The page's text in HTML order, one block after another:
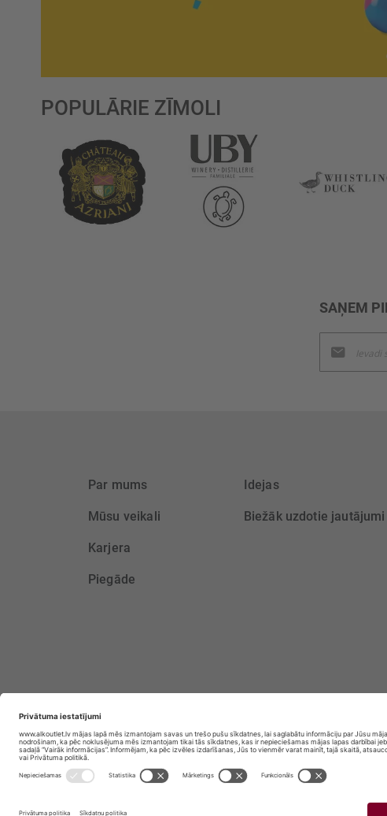
POPULĀRIE ZĪMOLI
SAŅEM
jaunumu
saņemšanai:
Par mums
Mūsu veikali
Karjera
Piegāde
Idejas
Biežāk uzdotie jautājumi